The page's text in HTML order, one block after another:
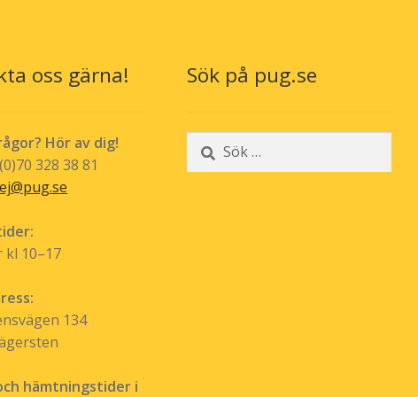
oss gärna!
Hör av dig!
328 38 81
kl 10–17
134
hämtningstider i
Sök på pug.se
Sök
efter: